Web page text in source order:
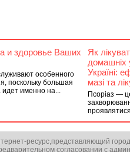
и здоровье Ваших
особенного
поскольку большая
идет именно на...
Як
домашніх
Україні:
мазі та
Псоріаз —
ресурс,представляющий
согласовании с